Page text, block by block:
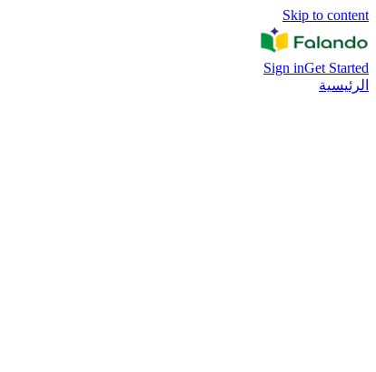
Skip to content
Sign inGet Started
الرئيسية